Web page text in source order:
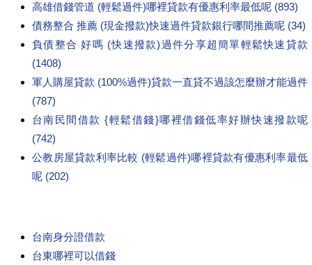
高雄借錢管道 (輕鬆過件)哪裡貸款有優惠利率最低呢 (893)
債務整合 推薦 (現金撥款)快速過件貸款銀行哪間推薦呢 (34)
負債整合 好嗎 (快速撥款)過件分享超簡單輕鬆快速貸款
(1408)
軍人購屋貸款 (100%過件)貸款一直貸不過該怎麼辦才能過件
(787)
台南民間借款 {輕鬆借錢}哪裡借錢低率好辦快速撥款呢
(742)
公教房屋貸款利率比較 (輕鬆過件)哪裡貸款有優惠利率最低
呢 (202)
台南身分證借款
台東哪裡可以借錢